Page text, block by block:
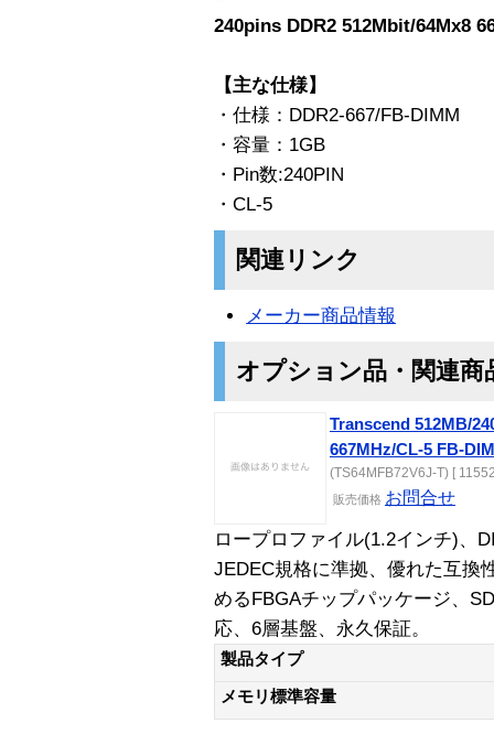
240pins DDR2 512Mbit/64Mx8
【主な仕様】
・仕様：DDR2-667/FB-DIMM
・容量：1GB
・Pin数:240PIN
・CL-5
関連リンク
メーカー商品情報
オプション品・関連商
Transcend 512MB/
667MHz/CL-5 FB-
(TS64MFB72V6J-T) [
販売価格 お問合せ
ロープロファイル(1.2インチ)、
JEDEC規格に準拠、優れた互換
めるFBGAチップパッケージ、
応、6層基盤、永久保証。
製品タイプ
メモリ標準容量